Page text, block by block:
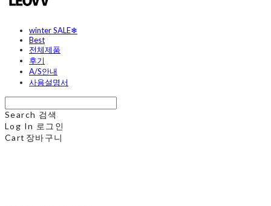
winter SALE❄
Best
전체제품
후기
A/S안내
사용설명서
Search 검색
Log In 로그인
Cart 장바구니